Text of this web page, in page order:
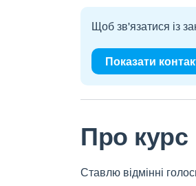
Щоб зв'язатися із
Показати
Про курс
Ставлю відмінні